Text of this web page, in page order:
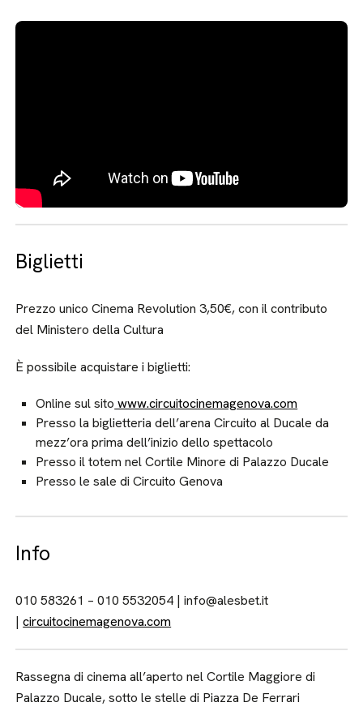
Biglietti
Prezzo unico Cinema Revolution 3,50€, con il contributo
del Ministero della Cultura
È possibile acquistare i biglietti:
Online sul sito www.circuitocinemagenova.com
Presso la biglietteria dell’arena Circuito al Ducale da
mezz’ora prima dell’inizio dello spettacolo
Presso il totem nel Cortile Minore di Palazzo Ducale
Presso le sale di Circuito Genova
Info
010 583261 – 010 5532054 | info@alesbet.it
|circuitocinemagenova.com
Rassegna di cinema all’aperto nel Cortile Maggiore di
Palazzo Ducale, sotto le stelle di Piazza De Ferrari